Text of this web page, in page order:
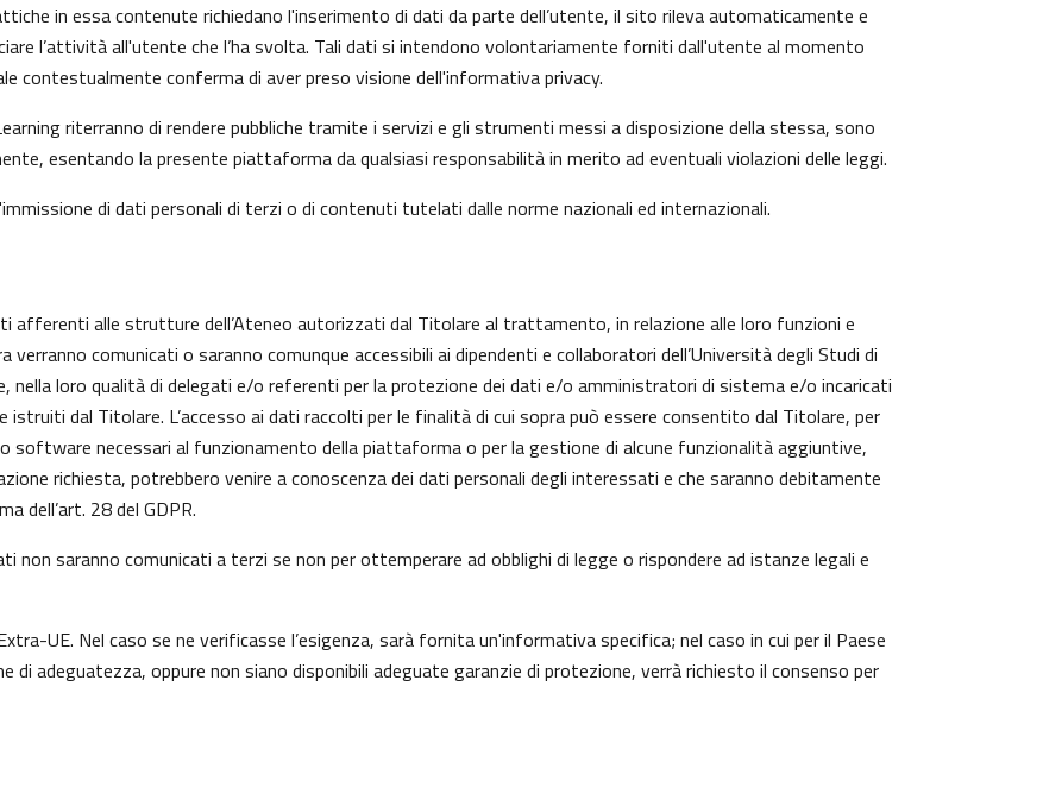
in essa contenute richiedano l'inserimento di dati da parte dell’utente, il sito rileva automaticamente e
l’attività all'utente che l’ha svolta. Tali dati si intendono volontariamente forniti dall'utente al momento
contestualmente conferma di aver preso visione dell'informativa privacy.
riterranno di rendere pubbliche tramite i servizi e gli strumenti messi a disposizione della stessa, sono
esentando la presente piattaforma da qualsiasi responsabilità in merito ad eventuali violazioni delle leggi.
di dati personali di terzi o di contenuti tutelati dalle norme nazionali ed internazionali.
alle strutture dell’Ateneo autorizzati dal Titolare al trattamento, in relazione alle loro funzioni e
comunicati o saranno comunque accessibili ai dipendenti e collaboratori dell’Università degli Studi di
nella loro qualità di delegati e/o referenti per la protezione dei dati e/o amministratori di sistema e/o incaricati
dal Titolare. L’accesso ai dati raccolti per le finalità di cui sopra può essere consentito dal Titolare, per
software necessari al funzionamento della piattaforma o per la gestione di alcune funzionalità aggiuntive,
richiesta, potrebbero venire a conoscenza dei dati personali degli interessati e che saranno debitamente
dell’art. 28 del GDPR.
non saranno comunicati a terzi se non per ottemperare ad obblighi di legge o rispondere ad istanze legali e
UE. Nel caso se ne verificasse l’esigenza, sarà fornita un'informativa specifica; nel caso in cui per il Paese
di adeguatezza, oppure non siano disponibili adeguate garanzie di protezione, verrà richiesto il consenso per